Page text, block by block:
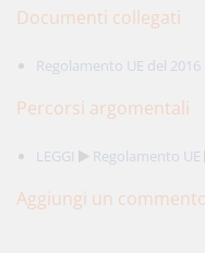
Documenti collegati
Regolamento UE del
Percorsi argomentali
LEGGI Regolamento UE
Aggiungi un